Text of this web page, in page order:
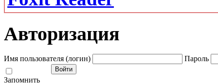
Авторизация
Имя пользователя (логин) Пароль
Запомнить